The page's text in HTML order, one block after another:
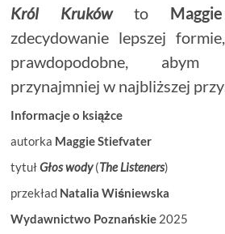
Król Krukówto
zdecydowanie lepszej
prawdopodobne,
przynajmniej w najbliższej
Informacje o książce
autorka Maggie Stiefvater
tytułGłos wody(The Listeners)
przekład Natalia Wiśniewska
Wydawnictwo Poznańskie 2025